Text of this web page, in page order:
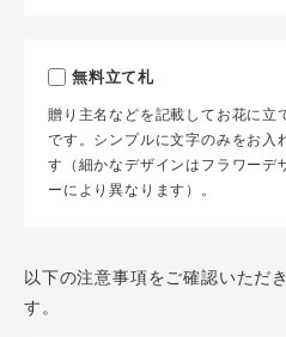
無料立て札
贈り主名などを記載してお花に立
です。シンプルに文字のみをお入
す（細かなデザインはフラワーデ
ーにより異なります）。
以下の注意事項をご確認いただ
す。